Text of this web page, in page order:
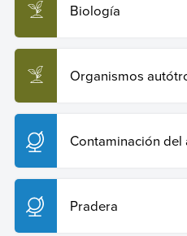
Biología
Organismos
Contaminación del
Pradera